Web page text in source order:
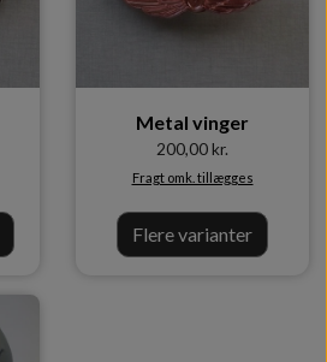
Metal vinger
200,00 kr.
Fragt omk. tillægges
Flere varianter